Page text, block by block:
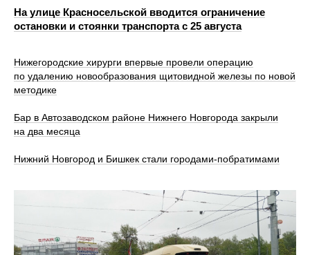
На улице Красносельской вводится ограничение
остановки и стоянки транспорта с 25 августа
Нижегородские хирурги впервые провели операцию
по удалению новообразования щитовидной железы по новой
методике
Бар в Автозаводском районе Нижнего Новгорода закрыли
на два месяца
Нижний Новгород и Бишкек стали городами-побратимами